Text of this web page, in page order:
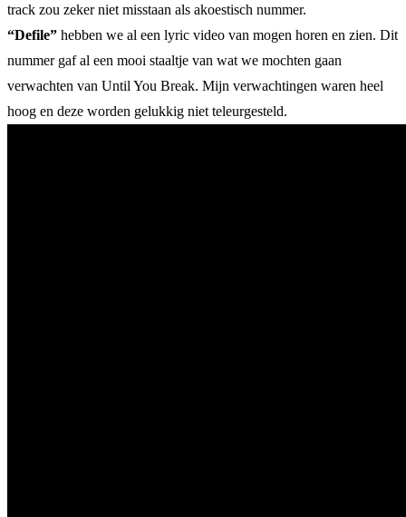
track zou zeker niet misstaan als akoestisch nummer.
“Defile” hebben we al een lyric video van mogen horen en zien. Dit
nummer gaf al een mooi staaltje van wat we mochten gaan
verwachten van Until You Break. Mijn verwachtingen waren heel
hoog en deze worden gelukkig niet teleurgesteld.